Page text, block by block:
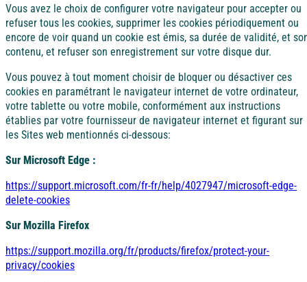
Vous avez le choix de configurer votre navigateur pour accepter ou
refuser tous les cookies, supprimer les cookies périodiquement ou
encore de voir quand un cookie est émis, sa durée de validité, et
contenu, et refuser son enregistrement sur votre disque dur.
Vous pouvez à tout moment choisir de bloquer ou désactiver ces
cookies en paramétrant le navigateur internet de votre ordinateur,
votre tablette ou votre mobile, conformément aux instructions
établies par votre fournisseur de navigateur internet et figurant sur
les Sites web mentionnés ci-dessous:
Sur Microsoft Edge :
https://support.microsoft.com/fr-fr/help/4027947/microsoft-edge-
delete-cookies
Sur Mozilla Firefox
https://support.mozilla.org/fr/products/firefox/protect-your-
privacy/cookies